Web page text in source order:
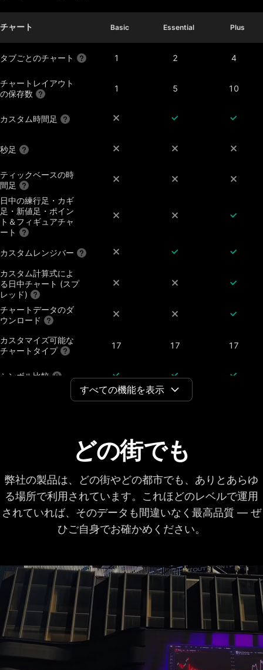
Basic Essential Plus
チャート Basic Essential Plus
タブごとのチャート 1 2 4
チャートレイアウト
の保存数
1 5 10
カスタム時間足
秒足
ティックベースの時
間足
日中の練行足・カギ
足・新値足・ポイン
ト＆フィギュアチャ
ート
カスタムレンジバー
カスタム計算式によ
る日中チャート (スプ
レッド)
チャートデータのダ
ウンロード
カスタマイズ可能な
チャートタイプ
17 17 17
シンボル比較
との財務データ
チャート上の四半期
ごとの財務データ
8年 8年 8年
数
バーリプレイ
日足以上の過去デー
タ
すべて すべて すべて
分足の過去データ 180日 365日
すべての機能を表示
どの街でも
弊社の製品は、どの街やどの都市でも、ありとあらゆ
る場所で利用されています。これほどのレベルで運用
されていれば、そのデータも間違いなく最高品質 ― ぜ
ひご自身でお確かめください。